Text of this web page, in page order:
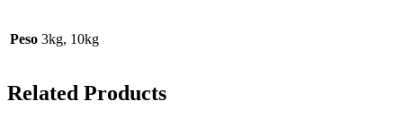
Peso 3kg, 10kg
Related Products